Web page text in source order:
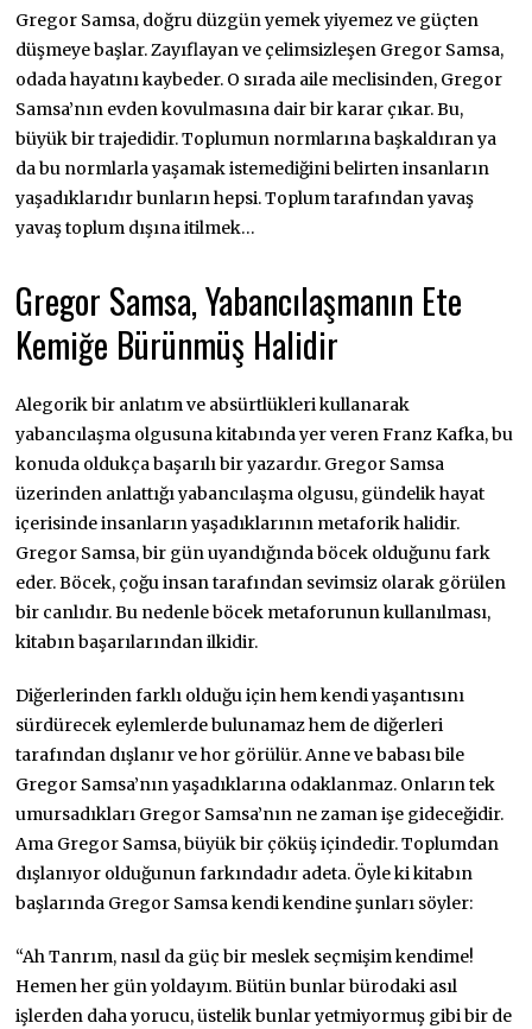
Gregor Samsa, doğru düzgün yemek yiyemez ve güçten
düşmeye başlar. Zayıflayan ve çelimsizleşen Gregor Samsa,
odada hayatını kaybeder. O sırada aile meclisinden, Gregor
Samsa’nın evden kovulmasına dair bir karar çıkar. Bu,
büyük bir trajedidir. Toplumun normlarına başkaldıran ya
da bu normlarla yaşamak istemediğini belirten insanların
yaşadıklarıdır bunların hepsi. Toplum tarafından yavaş
yavaş toplum dışına itilmek…
Gregor Samsa, Yabancılaşmanın Ete
Kemiğe Bürünmüş Halidir
Alegorik bir anlatım ve absürtlükleri kullanarak
yabancılaşma olgusuna kitabında yer veren Franz Kafka, bu
konuda oldukça başarılı bir yazardır. Gregor Samsa
üzerinden anlattığı yabancılaşma olgusu, gündelik hayat
içerisinde insanların yaşadıklarının metaforik halidir.
Gregor Samsa, bir gün uyandığında böcek olduğunu fark
eder. Böcek, çoğu insan tarafından sevimsiz olarak görülen
bir canlıdır. Bu nedenle böcek metaforunun kullanılması,
kitabın başarılarından ilkidir.
Diğerlerinden farklı olduğu için hem kendi yaşantısını
sürdürecek eylemlerde bulunamaz hem de diğerleri
tarafından dışlanır ve hor görülür. Anne ve babası bile
Gregor Samsa’nın yaşadıklarına odaklanmaz. Onların tek
umursadıkları Gregor Samsa’nın ne zaman işe gideceğidir.
Ama Gregor Samsa, büyük bir çöküş içindedir. Toplumdan
dışlanıyor olduğunun farkındadır adeta. Öyle ki kitabın
başlarında Gregor Samsa kendi kendine şunları söyler:
“Ah Tanrım, nasıl da güç bir meslek seçmişim kendime!
Hemen her gün yoldayım. Bütün bunlar bürodaki asıl
işlerden daha yorucu, üstelik bunlar yetmiyormuş gibi bir de